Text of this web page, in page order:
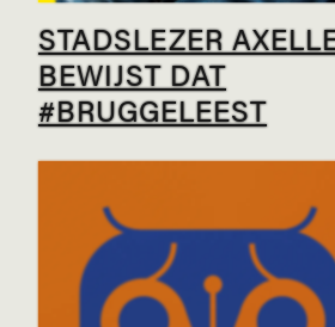
STADSLEZER
BEWIJST DAT
#BRUGGELEEST